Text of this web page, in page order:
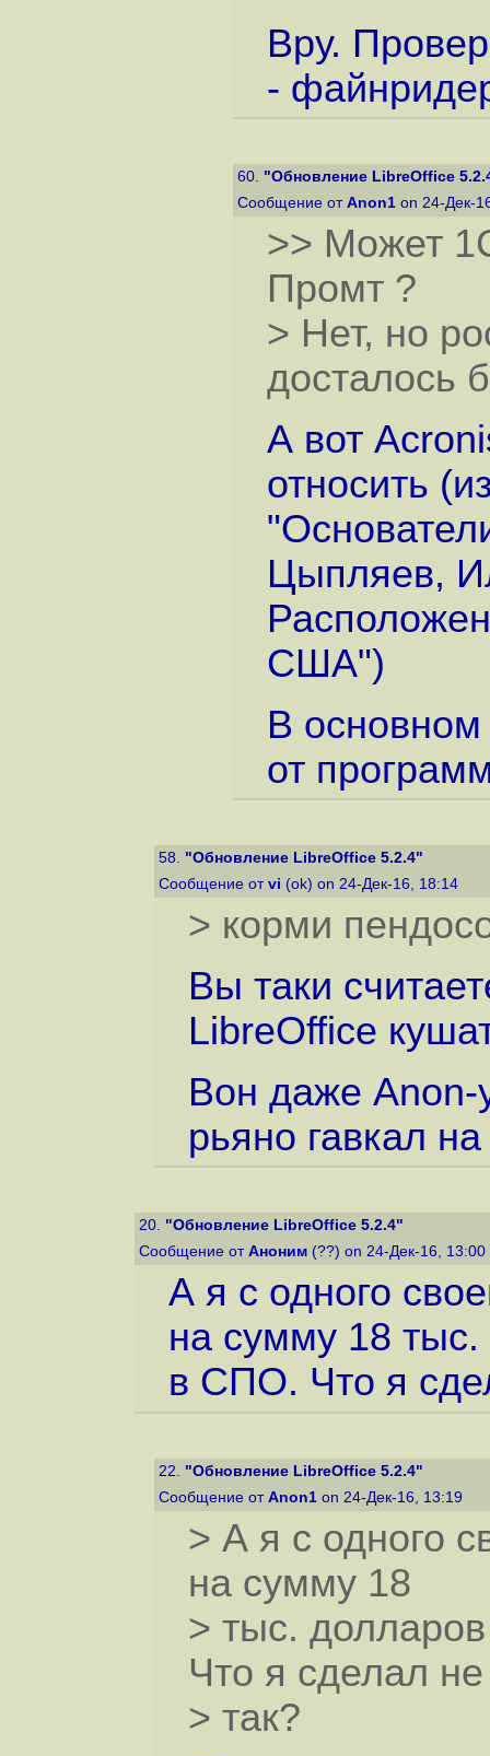
Вру.
-
60. "Обновление LibreOffice
Сообщение от Anon1 on 24-Дек-
>> Может
Промт ?
> Нет, но
досталось
А вот
относить
Цыпляев,
США")
В
от
58. "Обновление LibreOffice 5.2.4"
Сообщение от vi (ok) on 24-Дек-16, 18:14
> корми
Вы таки
LibreOffice
Вон даже Anon-
рьяно гавкал
20. "Обновление LibreOffice 5.2.4"
Сообщение от Аноним (??) on 24-Дек-16, 13:00
А я с одного
на сумму 18 тыс.
в СПО. Что я
22. "Обновление LibreOffice 5.2.4"
Сообщение от Anon1 on 24-Дек-16, 13:19
> А я с одного
на сумму 18
> тыс.
Что я сделал не
> так?